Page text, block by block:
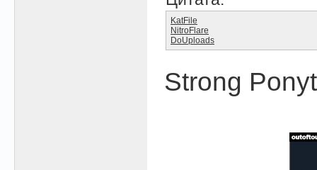
KatFile
NitroFlare
DoUploads
Strong